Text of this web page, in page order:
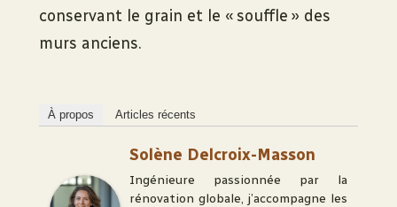
conservant le grain et le « souffle » des
murs anciens.
À propos Articles récents
Solène Delcroix-Masson
Ingénieure passionnée par la
rénovation globale, j’accompagne les